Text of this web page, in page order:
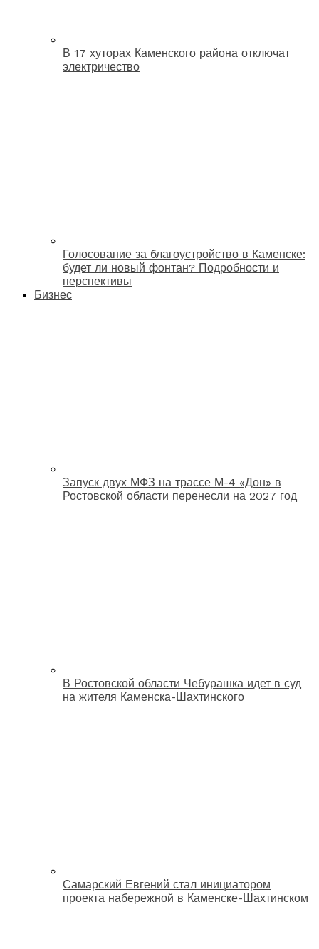
В 17 хуторах Каменского района отключат
электричество
Голосование за благоустройство в Каменске:
будет ли новый фонтан? Подробности и
перспективы
Бизнес
Запуск двух МФЗ на трассе М-4 «Дон» в
Ростовской области перенесли на 2027 год
В Ростовской области Чебурашка идет в суд
на жителя Каменска-Шахтинского
Самарский Евгений стал инициатором
проекта набережной в Каменске-Шахтинском